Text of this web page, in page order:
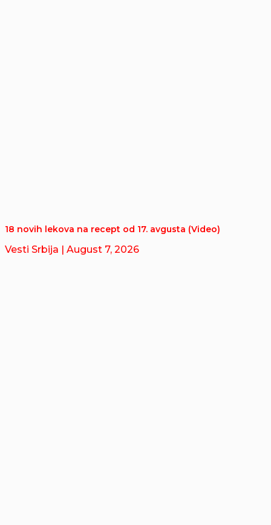
18 novih lekova na recept od 17. avgusta (Video)
Vesti Srbija | August 7, 2026